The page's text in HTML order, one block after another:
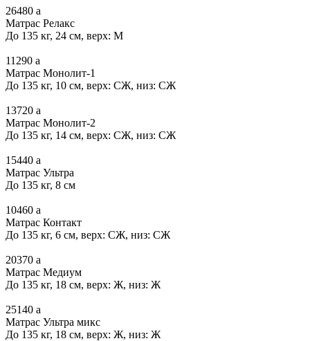
26480 a
Матрас Релакс
До 135 кг, 24 см, верх: М
11290 a
Матрас Монолит-1
До 135 кг, 10 см, верх: СЖ, низ: СЖ
13720 a
Матрас Монолит-2
До 135 кг, 14 см, верх: СЖ, низ: СЖ
15440 a
Матрас Ультра
До 135 кг, 8 см
10460 a
Матрас Контакт
До 135 кг, 6 см, верх: СЖ, низ: СЖ
20370 a
Матрас Медиум
До 135 кг, 18 см, верх: Ж, низ: Ж
25140 a
Матрас Ультра микс
До 135 кг, 18 см, верх: Ж, низ: Ж